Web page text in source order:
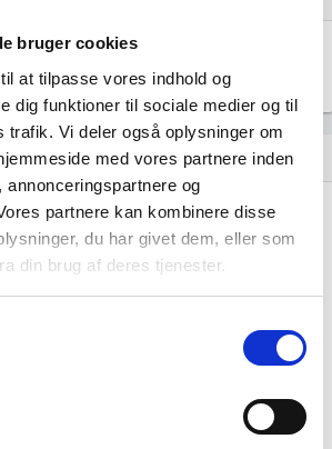
bruger cookies
at tilpasse vores indhold og
dig funktioner til sociale medier og til
trafik. Vi deler også oplysninger om
med vores partnere inden
annonceringspartnere og
partnere kan kombinere disse
du har givet dem, eller som
din brug af deres tjenester.
2025-12
-2
-2